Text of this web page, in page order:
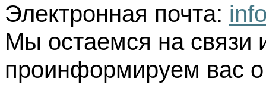
Электронная почта:
Мы остаемся на связи
проинформируем вас